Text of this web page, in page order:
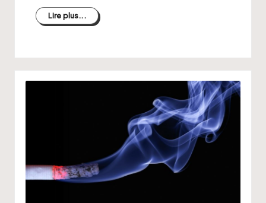
Lire plus...